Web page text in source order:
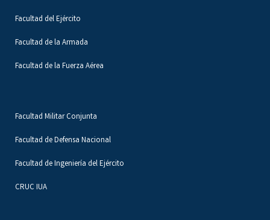
Facultad del Ejército
Facultad de la Armada
Facultad de la Fuerza Aérea
Facultad Militar Conjunta
Facultad de Defensa Nacional
Facultad de Ingeniería del Ejército
CRUC IUA